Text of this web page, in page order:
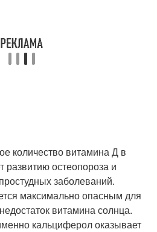
количество витамина Д в
развитию остеопороза и
заболеваний.
максимально опасным для
витамина солнца.
кальциферол оказывает